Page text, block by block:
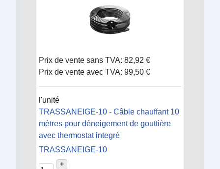
Prix de vente sans TVA: 82,92 €
Prix de vente avec TVA: 99,50 €
l'unité
TRASSANEIGE-10 - Câble chauffant 10
mètres pour déneigement de gouttière
avec thermostat integré
TRASSANEIGE-10
+